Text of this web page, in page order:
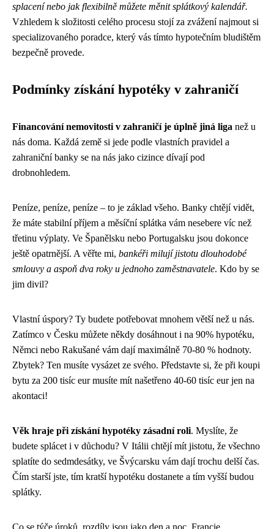
splacení nebo jak flexibilně můžete měnit splátkový kalendář.
Vzhledem k složitosti celého procesu stojí za zvážení najmout si
specializovaného poradce, který vás tímto hypotečním bludištěm
bezpečně provede.
Podmínky získání hypotéky v zahraničí
Financování nemovitosti v zahraničí je úplně jiná liga než u
nás doma. Každá země si jede podle vlastních pravidel a
zahraniční banky se na nás jako cizince dívají pod
drobnohledem.
Peníze, peníze, peníze – to je základ všeho. Banky chtějí vidět,
že máte stabilní příjem a měsíční splátka vám nesebere víc než
třetinu výplaty. Ve Španělsku nebo Portugalsku jsou dokonce
ještě opatrnější. A věřte mi, bankéři milují jistotu dlouhodobé
smlouvy a aspoň dva roky u jednoho zaměstnavatele. Kdo by se
jim divil?
Vlastní úspory? Ty budete potřebovat mnohem větší než u nás.
Zatímco v Česku můžete někdy dosáhnout i na 90% hypotéku,
Němci nebo Rakušané vám dají maximálně 70-80 % hodnoty.
Zbytek? Ten musíte vysázet ze svého. Představte si, že při koupi
bytu za 200 tisíc eur musíte mít našetřeno 40-60 tisíc eur jen na
akontaci!
Věk hraje při získání hypotéky zásadní roli. Myslíte, že
budete splácet i v důchodu? V Itálii chtějí mít jistotu, že všechno
splatíte do sedmdesátky, ve Švýcarsku vám dají trochu delší čas.
Čím starší jste, tím kratší hypotéku dostanete a tím vyšší budou
splátky.
Co se týče úroků, rozdíly jsou jako den a noc. Francie,